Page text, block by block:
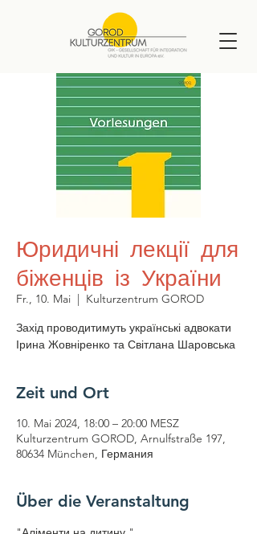
Юридичні лекції для
біженців із України
Fr., 10. Mai
  |
Kulturzentrum GOROD
Захід проводитимуть українські адвокати
Ірина Жовніренко та Світлана Шаровська
Zeit und Ort
10. Mai 2024, 18:00 – 20:00 MESZ
Kulturzentrum GOROD, Arnulfstraße 197,
80634 München, Германия
Über die Veranstaltung